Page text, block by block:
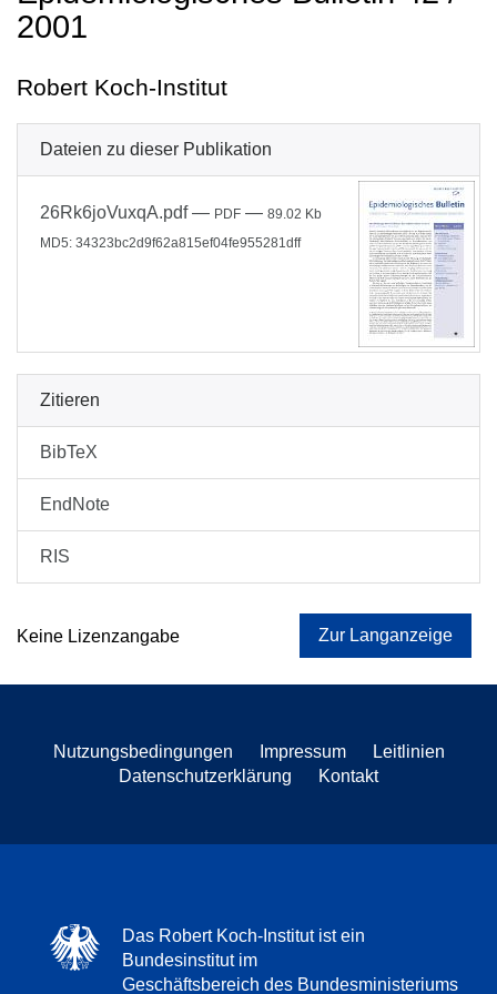
2001
Robert Koch-Institut
Dateien zu dieser Publikation
26Rk6joVuxqA.pdf— PDF — 89.02 Kb
MD5: 34323bc2d9f62a815ef04fe955281dff
Zitieren
BibTeX
EndNote
RIS
Keine Lizenzangabe Zur Langanzeige
Nutzungsbedingungen Impressum
Leitlinien
Datenschutzerklärung
Kontakt
Das Robert Koch-Institut ist ein
Bundesinstitut im
Geschäftsbereich des Bundesministeriums